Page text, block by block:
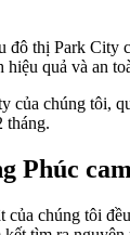
đô thị Park
quả và an
của chúng tôi,
tháng.
Phúc
của chúng tôi